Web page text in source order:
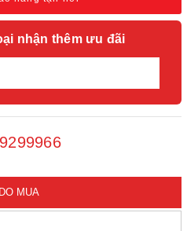
nhận thêm ưu đãi
MUA